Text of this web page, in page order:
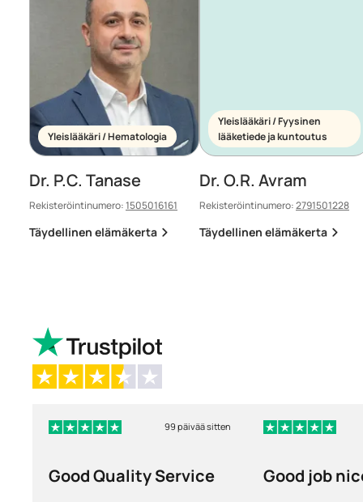
Yleislääkäri / Hematologia
Dr. P.C. Tanase
Rekisteröintinumero:1505016161
Täydellinen elämäkerta
Yleislääkäri / Fyysinen
lääketiede ja kuntoutus
Dr. O.R. Avram
Rekisteröintinumero:2791501228
Täydellinen elämäkerta
99 päivää sitten
Good Quality Service Good job